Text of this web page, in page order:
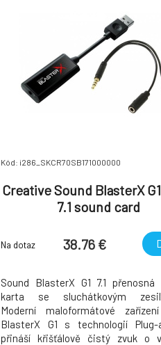
Kód: i286_SKCR70SB171000000
Creative Sound BlasterX
7.1 sound card
Na dotaz 38.76 €
Sound BlasterX G1 7.1 přenosná
karta se sluchátkovým
Moderní maloformátové
BlasterX G1 s technologií Plug-
přináší křišťálově čistý zvuk o